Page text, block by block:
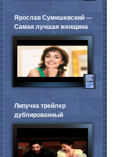
Ярослав Сумишевский ---
Самая лучшая женщина
Липучка трейлер
дублированный